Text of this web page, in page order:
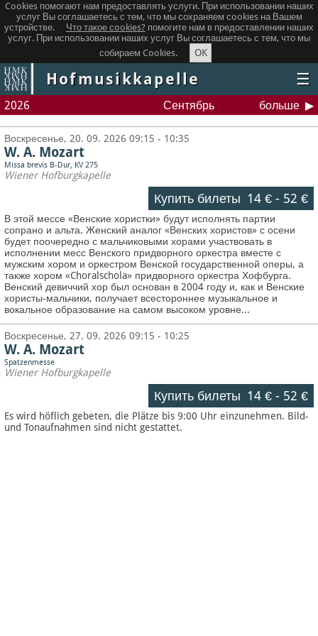
Cookies помогают нам предоставлять услуги. При использовании наших
услуг Вы соглашаетесь с тем, что мы сохраняем сookies на Вашем
устройстве.
Что такое сookies? помогите нам в предоставлении наших
услуг. При использовании наших услуг Вы соглашаетесь с тем, что мы
собираем Cookies.
OK
Hofmusikkapelle ☰
2026 Сентябрь больше
Воскресенье, 20. 09. 2026 09:15 - 10:35
W. A. Mozart
Missa brevis B-Dur, KV 275
Wiener Hofburgkapelle
Купить билеты 14 €- 52 €
В этой мессе «Венские хористки» будут исполнять партии
сопрано и альта. Женский аналог «Венских хористов» с осени
будет поочередно с мальчиковыми хорами участвовать в
исполнении месс Венского придворного оркестра вместе с
мужским хором и оркестром Венской государственной оперы, а
также хором «Choralschola» придворного оркестра Хофбурга.
Венский девиччий хор был основан в 2004 году и, как и Венские
хористы-мальчики, получает всестороннее музыкальное и
вокальное образование на самом высоком уровне...
Воскресенье, 27. 09. 2026 09:15 - 10:25
W. A. Mozart
Spatzenmesse
Wiener Hofburgkapelle
Купить билеты 14 €- 52 €
Es wird höflich gebeten, die Plätze bis 9:00 Uhr einzunehmen. Bild-
und Tonaufnahmen sind nicht gestattet.